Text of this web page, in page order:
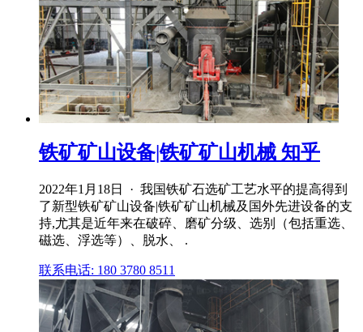
铁矿矿山设备|铁矿矿山机械 知乎
2022年1月18日 · 我国铁矿石选矿工艺水平的提高得到
了新型铁矿矿山设备|铁矿矿山机械及国外先进设备的支
持,尤其是近年来在破碎、磨矿分级、选别（包括重选、
磁选、浮选等）、脱水、 .
联系电话: 180 3780 8511